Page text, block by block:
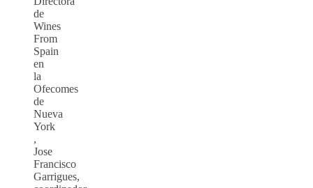
de
Wines
From
Spain
en
la
Ofecomes
de
Nueva
York
,
Jose
Francisco
Garrigues,